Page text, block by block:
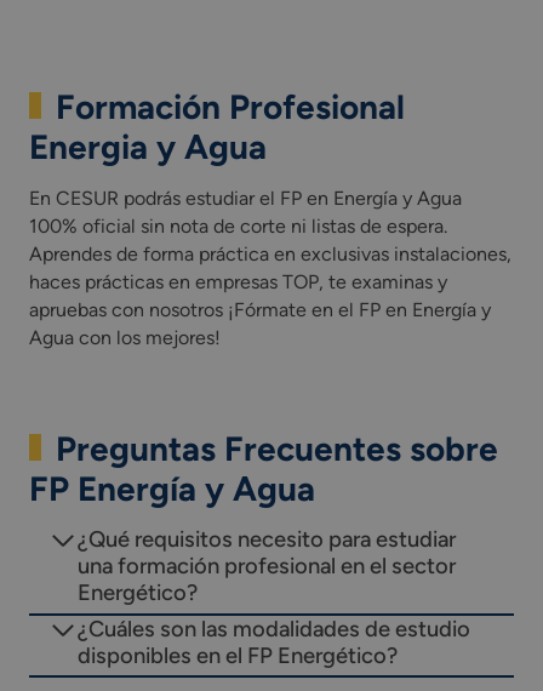
Formación Profesional
Energia y Agua
En CESUR podrás estudiar el FP en Energía y Agua
100% oficial sin nota de corte ni listas de espera.
Aprendes de forma práctica en exclusivas instalaciones,
haces prácticas en empresas TOP, te examinas y
apruebas con nosotros ¡Fórmate en el FP en Energía y
Agua con los mejores!
Preguntas Frecuentes sobre
FP Energía y Agua
¿Qué requisitos necesito para estudiar
una formación profesional en el sector
Energético?
¿Cuáles son las modalidades de estudio
disponibles en el FP Energético?